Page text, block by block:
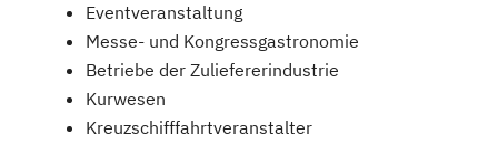
Eventveranstaltung
Messe- und Kongressgastronomie
Betriebe der Zuliefererindustrie
Kurwesen
Kreuzschifffahrtveranstalter